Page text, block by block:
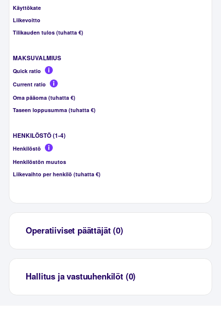
Käyttökate
Liikevoitto
Tilikauden tulos (tuhatta €)
MAKSUVALMIUS
Quick ratio
Current ratio
Oma pääoma (tuhatta €)
Taseen loppusumma (tuhatta €)
HENKILÖSTÖ (1-4)
Henkilöstö
Henkilöstön muutos
Liikevaihto per henkilö (tuhatta €)
Operatiiviset päättäjät (0)
Hallitus ja vastuuhenkilöt (0)